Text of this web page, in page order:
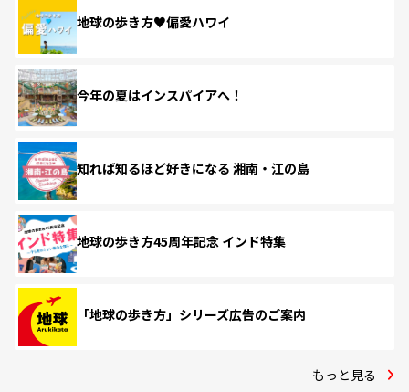
地球の歩き方♥偏愛ハワイ
今年の夏はインスパイアへ！
知れば知るほど好きになる 湘南・江の島
地球の歩き方45周年記念 インド特集
「地球の歩き方」シリーズ広告のご案内
もっと見る